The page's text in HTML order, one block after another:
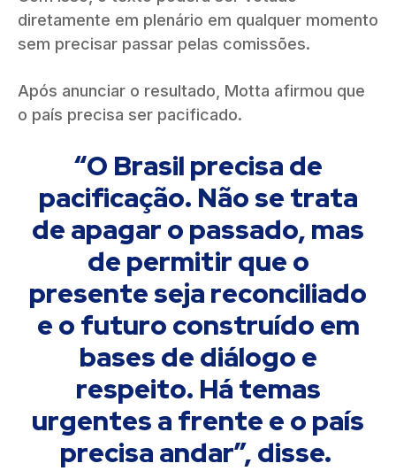
diretamente em plenário em qualquer momento
sem precisar passar pelas comissões.
Após anunciar o resultado, Motta afirmou que
o país precisa ser pacificado.
“O Brasil precisa de
pacificação. Não se trata
de apagar o passado, mas
de permitir que o
presente seja reconciliado
e o futuro construído em
bases de diálogo e
respeito. Há temas
urgentes a frente e o país
precisa andar”, disse.